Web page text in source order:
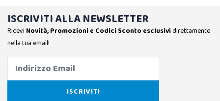
ISCRIVITI ALLA NEWSLETTER
Ricevi Novità, Promozioni e Codici Sconto esclusividirettamente
nella tua email!